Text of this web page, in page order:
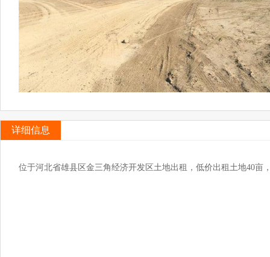
详细信息
位于河北省雄县区金三角经济开发区土地出租，低价出租土地40